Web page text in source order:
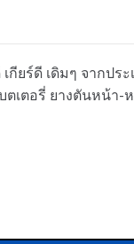
ยร์ดี เดิมๆ จากปร
เตอรี่ ยางตันหน้า